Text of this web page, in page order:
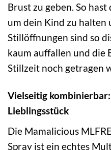
Brust zu geben. So
um dein Kind zu halten
Stillöffnungen sind so
kaum auffallen und die
Stillzeit noch getragen
Vielseitig
Lieblingsstück
Die Mamalicious
Spray ist ein echtes